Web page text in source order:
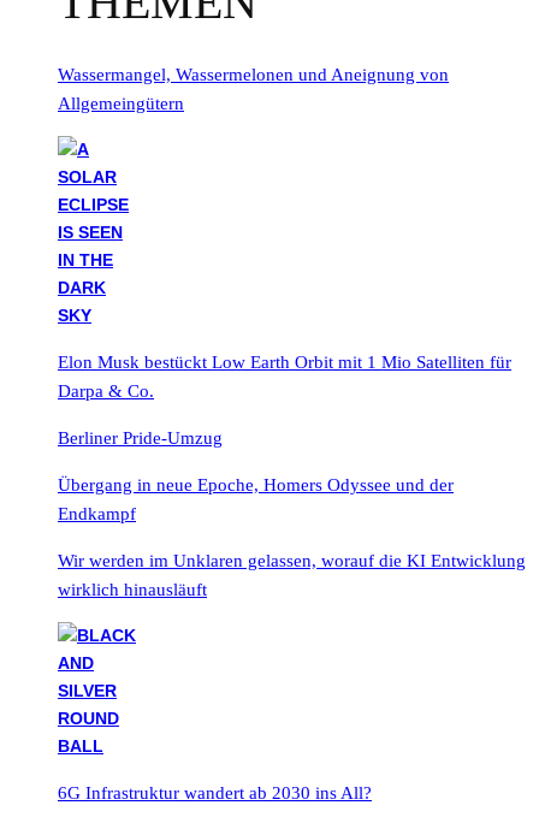
Wassermangel, Wassermelonen und Aneignung von
Allgemeingütern
Elon Musk bestückt Low Earth Orbit mit 1 Mio Satelliten für
Darpa & Co.
Berliner Pride-Umzug
Übergang in neue Epoche, Homers Odyssee und der
Endkampf
Wir werden im Unklaren gelassen, worauf die KI Entwicklung
wirklich hinausläuft
6G Infrastruktur wandert ab 2030 ins All?